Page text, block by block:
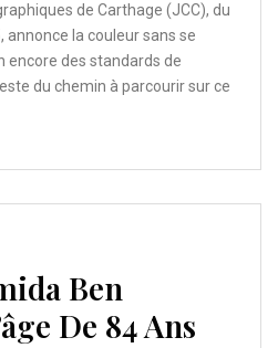
de Carthage (JCC), du
annonce la couleur sans se
encore des standards de
du chemin à parcourir sur ce
Ben
De 84 Ans